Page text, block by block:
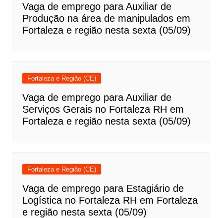
Vaga de emprego para Auxiliar de
Produção na área de manipulados em
Fortaleza e região nesta sexta (05/09)
Fortaleza e Região (CE)
Vaga de emprego para Auxiliar de
Serviços Gerais no Fortaleza RH em
Fortaleza e região nesta sexta (05/09)
Fortaleza e Região (CE)
Vaga de emprego para Estagiário de
Logística no Fortaleza RH em Fortaleza
e região nesta sexta (05/09)